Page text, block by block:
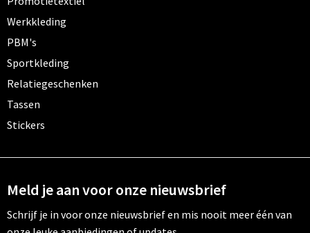
Werkkleding
PBM's
Sportkleding
Relatiegeschenken
Tassen
Stickers
Meld je aan voor onze nieuwsbrief
Schrijf je in voor onze nieuwsbrief en mis nooit meer één van